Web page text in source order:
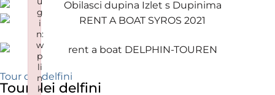
Tour dei delfini
Tour dei delfini
g
i
n:
w
p
li
n
k